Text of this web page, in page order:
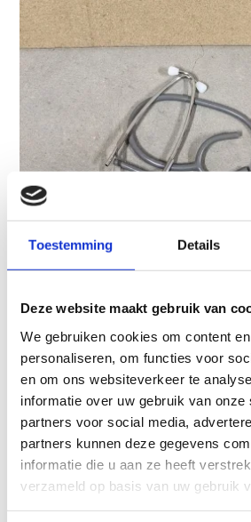
Toestemming Details
Deze website maakt gebruik van
We gebruiken cookies om content
personaliseren, om functies voor
en om ons websiteverkeer te
informatie over uw gebruik van onze
partners voor social media,
partners kunnen deze gegevens
informatie die u aan ze heeft
verzameld op basis van uw gebruik
Specificaties
Artikelnummer
801-ST-ENK
Revalidatie -
of
Op voorraad
Nee
Stel een vraag